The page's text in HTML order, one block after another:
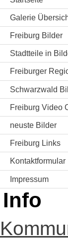
Galerie
Freiburg Bilder
Stadtteile in
Freiburger
Schwarzwald
Freiburg Video
neuste Bilder
Freiburg Links
Kontaktformular
Impressum
Info